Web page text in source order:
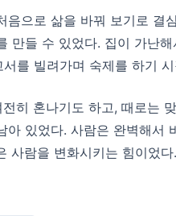
음으로 삶을 바꿔 보기로 결
만들 수 있었다. 집이 가난
를 빌려가며 숙제를 하기
히 혼나기도 하고, 때로는
아 있었다. 사람은 완벽해서
사람을 변화시키는 힘이었다.